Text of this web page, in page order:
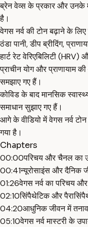
ब्रेन वेव्स के प्रकार और उनके
है।
वेगस नर्व की टोन बढ़ाने के
ठंडा पानी, डीप ब्रीदिंग,
हार्ट रेट वेरिएबिलिटी
प्राचीन योग और प्राणायाम
समझाए गए हैं।
कोविड के बाद मानसिक
समाधान सुझाए गए हैं।
आगे के वीडियो में वेगस नर्व
गया है।
Chapters
00:00परिचय और चैनल का
00:41न्यूरोसाइंस और दैनिक
01:26वेगस नर्व का परिचय
02:10सिंपैथेटिक और
04:20आधुनिक जीवन में
05:10वेगस नर्व मास्टरी के